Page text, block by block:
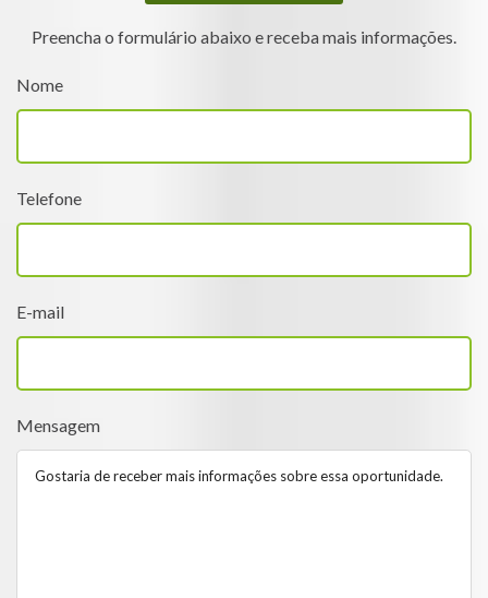
Preencha o formulário abaixo e receba mais informações.
Nome
Telefone
E-mail
Mensagem